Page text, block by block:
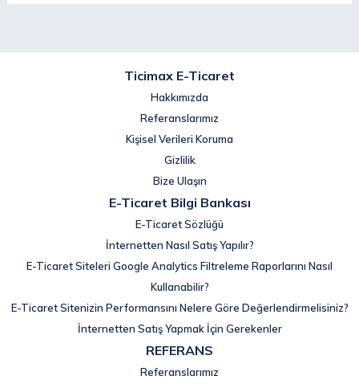
Ticimax E-Ticaret
Hakkımızda
Referanslarımız
Kişisel Verileri Koruma
Gizlilik
Bize Ulaşın
E-Ticaret Bilgi Bankası
E-Ticaret Sözlüğü
İnternetten Nasıl Satış Yapılır?
E-Ticaret Siteleri Google Analytics Filtreleme Raporlarını Nasıl
Kullanabilir?
E-Ticaret Sitenizin Performansını Nelere Göre Değerlendirmelisiniz?
İnternetten Satış Yapmak İçin Gerekenler
REFERANS
Referanslarımız